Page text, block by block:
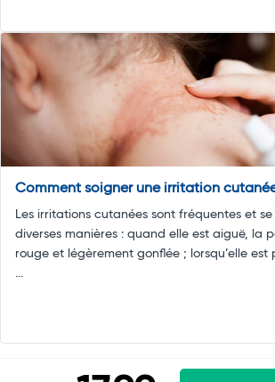
Comment soigner une irritation
Les irritations cutanées sont fréquentes et
diverses manières : quand elle est aiguë, la
rouge et légèrement gonflée ; lorsqu’elle est
...